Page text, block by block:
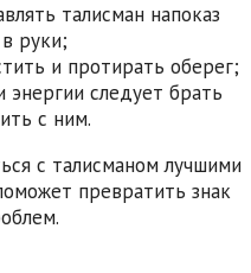
талисман напоказ
руки;
и протирать оберег;
следует брать
с ним.
с талисманом лучшими
превратить знак